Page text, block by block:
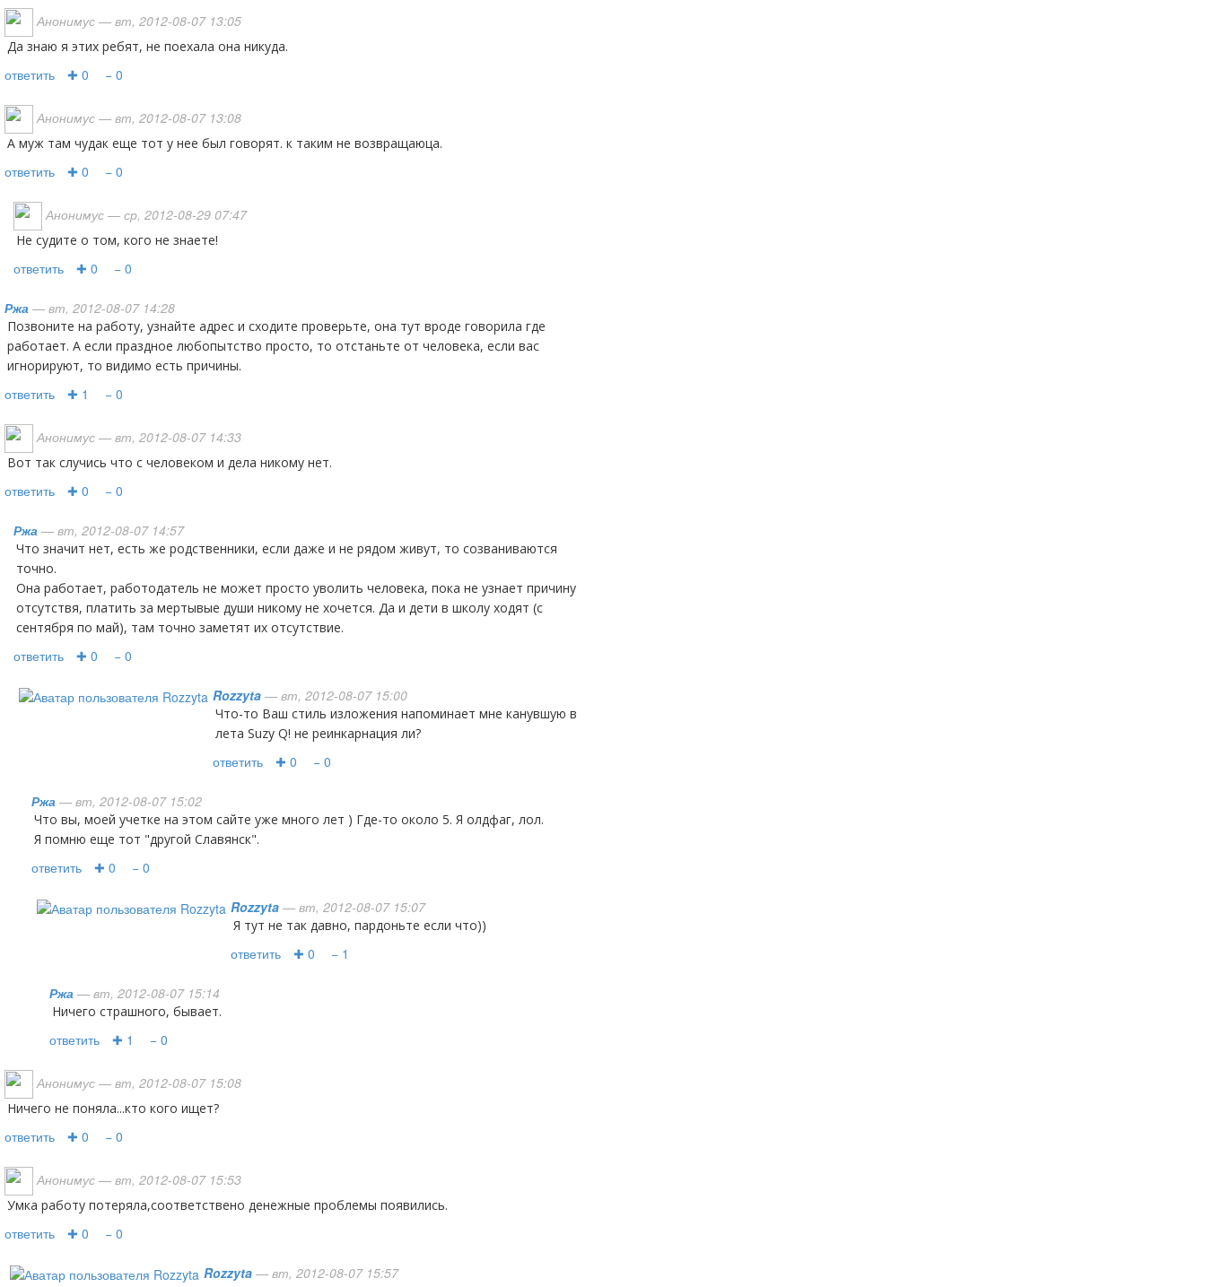
Анонимус — вт, 2012-08-07 13:05
да знаю я этих ребят, не поехала она никуда.
ответить ✚ 0 − 0
Анонимус — вт, 2012-08-07 13:08
а муж там чудак еще тот у нее был говорят. к таким не возвращаюца.
ответить ✚ 0 − 0
Анонимус — ср, 2012-08-29 07:47
не судите о том, кого не знаете!
ответить ✚ 0 − 0
Ржа — вт, 2012-08-07 14:28
Позвоните на работу, узнайте адрес и сходите проверьте, она тут вроде говорила где
работает. А если праздное любопытство просто, то отстаньте от человека, если вас
игнорируют, то видимо есть причины.
ответить ✚ 1 − 0
Анонимус — вт, 2012-08-07 14:33
вот так случись что с человеком и дела никому нет.
ответить ✚ 0 − 0
Ржа — вт, 2012-08-07 14:57
Что значит нет, есть же родственники, если даже и не рядом живут, то созваниваются
точно.
Она работает, работодатель не может просто уволить человека, пока не узнает причину
отсутствя, платить за мертывые души никому не хочется. Да и дети в школу ходят (с
сентября по май), там точно заметят их отсутствие.
ответить ✚ 0 − 0
Rozzyta — вт, 2012-08-07 15:00
что-то Ваш стиль изложения напоминает мне канувшую в
лета Suzy Q! не реинкарнация ли?
ответить ✚ 0 − 0
Ржа — вт, 2012-08-07 15:02
Что вы, моей учетке на этом сайте уже много лет ) Где-то около 5. Я олдфаг, лол.
Я помню еще тот "другой Славянск".
ответить ✚ 0 − 0
Rozzyta — вт, 2012-08-07 15:07
я тут не так давно, пардоньте если что))
ответить ✚ 0 − 1
Ржа — вт, 2012-08-07 15:14
Ничего страшного, бывает.
ответить ✚ 1 − 0
Анонимус — вт, 2012-08-07 15:08
Ничего не поняла...кто кого ищет?
ответить ✚ 0 − 0
Анонимус — вт, 2012-08-07 15:53
Умка работу потеряла,соответствено денежные проблемы появились.
ответить ✚ 0 − 0
Rozzyta — вт, 2012-08-07 15:57